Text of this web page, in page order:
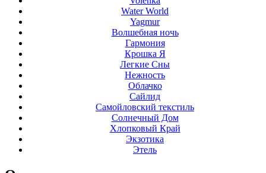
Water World
Yagmur
Волшебная ночь
Гармония
Крошка Я
Легкие Сны
Нежность
Облачко
Сайлид
Самойловский текстиль
Солнечный Дом
Хлопковый Край
Экзотика
Этель